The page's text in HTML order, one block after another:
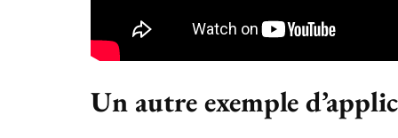
Un autre exemple